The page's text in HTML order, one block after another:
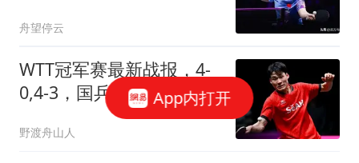
舟望停云
WTT冠军赛最新战报，4-
0,4-3，国乒2人晋级，日
本队1胜1负
野渡舟山人
App内打开